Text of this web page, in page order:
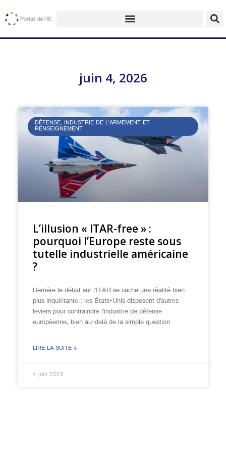
juin 4, 2026
DÉFENSE, INDUSTRIE DE L’ARMEMENT ET
RENSEIGNEMENT
L’illusion « ITAR-free » :
pourquoi l’Europe reste sous
tutelle industrielle américaine
?
Derrière le débat sur l’ITAR se cache une réalité bien
plus inquiétante : les États-Unis disposent d’autres
leviers pour contraindre l’industrie de défense
européenne, bien au-delà de la simple question
LIRE LA SUITE »
4 juin 2026